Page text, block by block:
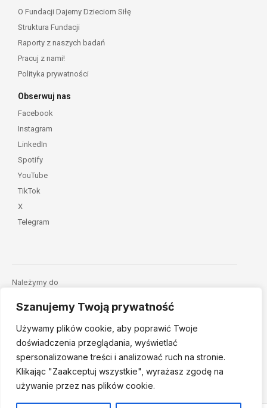
Szanujemy Twoją prywatność
Używamy plików cookie, aby poprawić Twoje
doświadczenia przeglądania, wyświetlać
spersonalizowane treści i analizować ruch na stronie.
Klikając "Zaakceptuj wszystkie", wyrażasz zgodę na
używanie przez nas plików cookie.
O Fundacji Dajemy Dzieciom Siłę
Struktura Fundacji
Raporty z naszych badań
Pracuj z nami!
Polityka prywatności
Obserwuj nas
Facebook
Instagram
LinkedIn
Spotify
YouTube
TikTok
X
Telegram
Należymy do
© 2026 Fundacja Dajemy Dzieciom Siłę • Projekt: nordmind.pl